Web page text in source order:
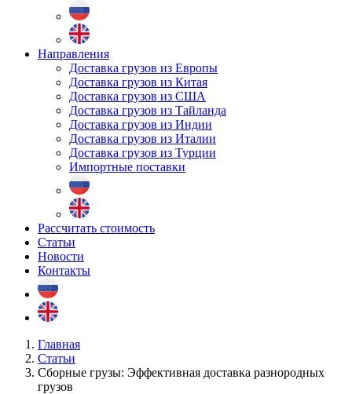
Направления
Доставка грузов из Европы
Доставка грузов из Китая
Доставка грузов из США
Доставка грузов из Тайланда
Доставка грузов из Индии
Доставка грузов из Италии
Доставка грузов из Турции
Импортные поставки
Рассчитать стоимость
Статьи
Новости
Контакты
Главная
Статьи
Сборные грузы: Эффективная доставка разнородных
грузов